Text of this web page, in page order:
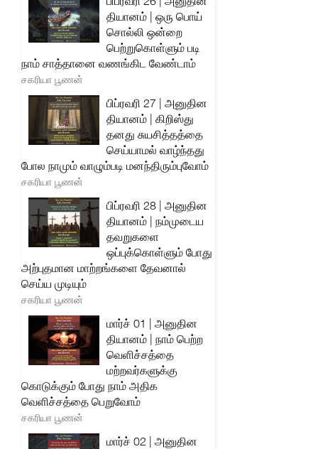
தியானம் | ஒரு பொய்
சொல்லி ஒன்றை
பெற்றுகொள்ளும் படி
நாம் சாத்தானை வணங்கிட வேண்டாம்
சகரியா பூணன்
பிப்ரவரி 27 | அனுதின
தியானம் | கிறிஸ்து
தனது சுயசித்தத்தை
செய்யாமல் வாழ்ந்தது
போல நாமும் வாழும்படி மனந்திரும்புவோம்
சகரியா பூணன்
பிப்ரவரி 28 | அனுதின
தியானம் | நம்முடைய
தவறுகளை
ஒப்புக்கொள்ளும் போது
அற்புதமான மாற்றங்களை தேவனால்
செய்ய முடியும்
சகரியா பூணன்
மார்ச் 01 | அனுதின
தியானம் | நாம் பெற்ற
வெளிச்சத்தை
மற்றவர்களுக்கு
கொடுக்கும் போது நாம் அதிக
வெளிச்சத்தை பெறுவோம்
சகரியா பூணன்
மார்ச் 02 | அனுதின